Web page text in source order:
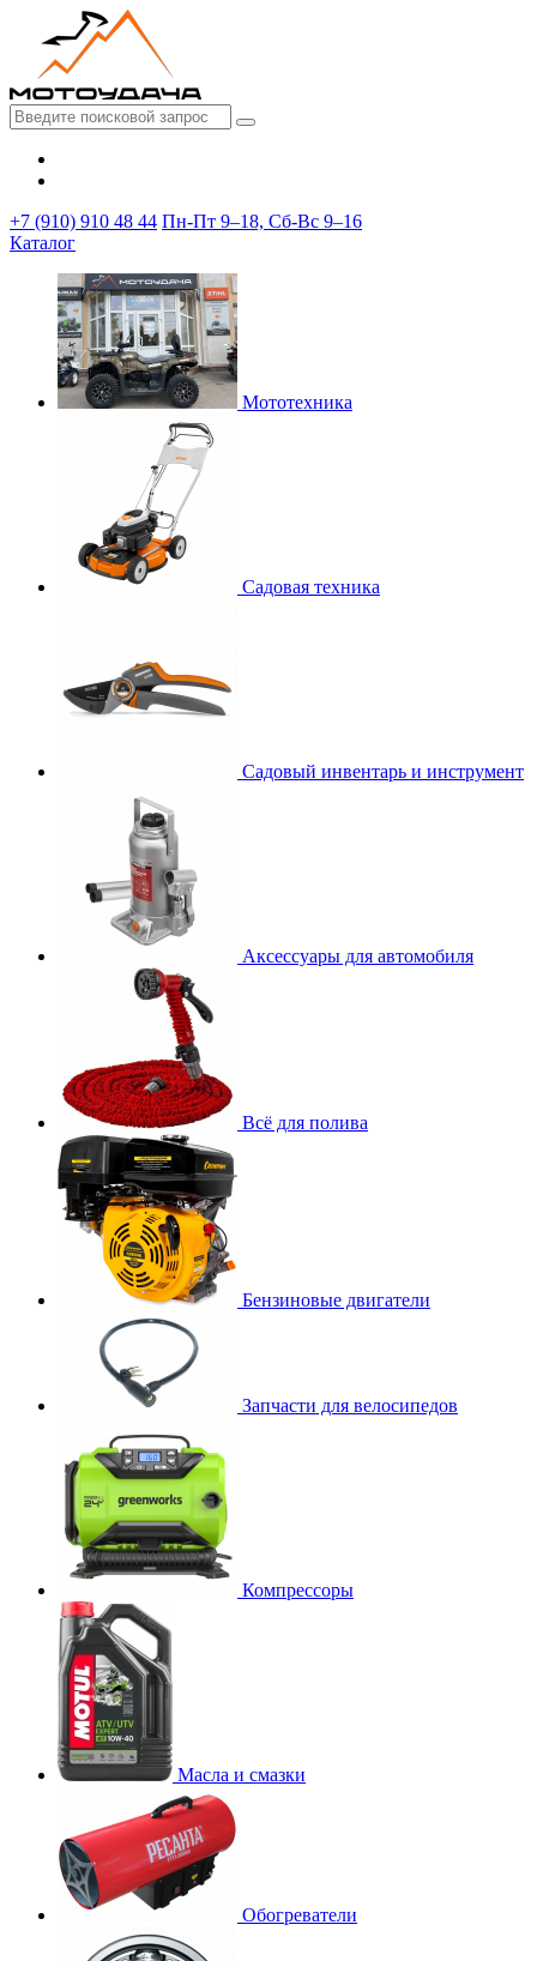
+7 (910) 910 48 44 Пн-Пт 9–18, Сб-Вс 9–16
Каталог
Мототехника
Садовая техника
Садовый инвентарь и инструмент
Аксессуары для автомобиля
Всё для полива
Бензиновые двигатели
Запчасти для велосипедов
Компрессоры
Масла и смазки
Обогреватели